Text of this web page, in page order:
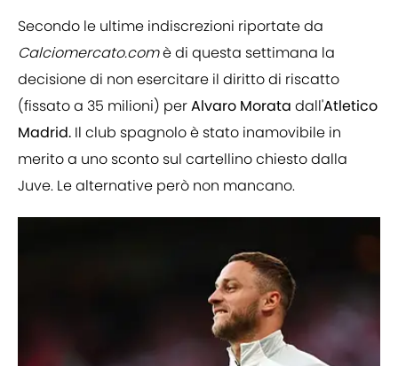
Secondo le ultime indiscrezioni riportate da
Calciomercato.comè di questa settimana la
decisione di non esercitare il diritto di riscatto
(fissato a 35 milioni) perAlvaro Morata dall'Atletico
Madrid. Il club spagnolo è stato inamovibile in
merito a uno sconto sul cartellino chiesto dalla
Juve. Le alternative però non mancano.